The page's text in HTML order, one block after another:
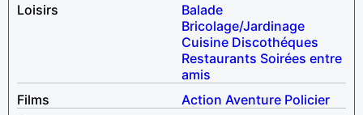
Loisirs
Balade
Bricolage/Jardinage
Cuisine Discothéques
Restaurants Soirées entre
amis
Films
Action Aventure Policier